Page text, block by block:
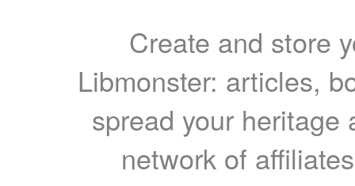
Create and store
Libmonster: articles,
spread your heritage
network of